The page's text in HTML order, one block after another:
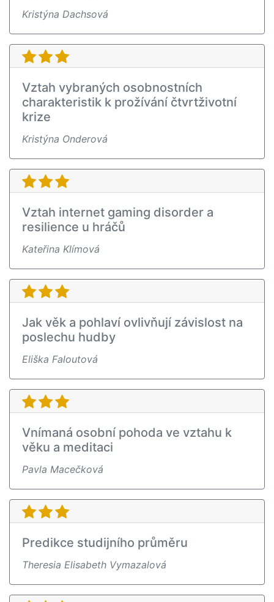
Kristýna Dachsová
Vztah vybraných osobnostních
charakteristik k prožívání čtvrtživotní
krize
Kristýna Onderová
Vztah internet gaming disorder a
resilience u hráčů
Kateřina Klímová
Jak věk a pohlaví ovlivňují závislost na
poslechu hudby
Eliška Faloutová
Vnímaná osobní pohoda ve vztahu k
věku a meditaci
Pavla Macečková
Predikce studijního průměru
Theresia Elisabeth Vymazalová